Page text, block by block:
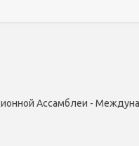
Ассамблеи -